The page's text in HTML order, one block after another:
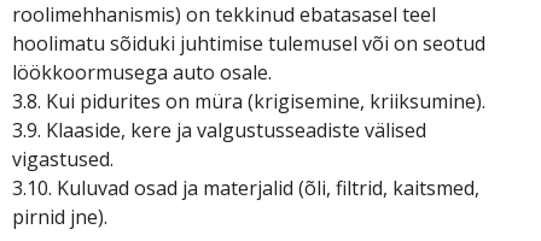
roolimehhanismis) on tekkinud ebatasasel teel
hoolimatu sõiduki juhtimise tulemusel või on seotud
löökkoormusega auto osale.
3.8. Kui pidurites on müra (krigisemine, kriiksumine).
3.9. Klaaside, kere ja valgustusseadiste välised
vigastused.
3.10. Kuluvad osad ja materjalid (õli, filtrid, kaitsmed,
pirnid jne).